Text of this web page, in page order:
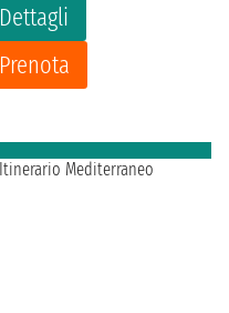
Dettagli
Prenota